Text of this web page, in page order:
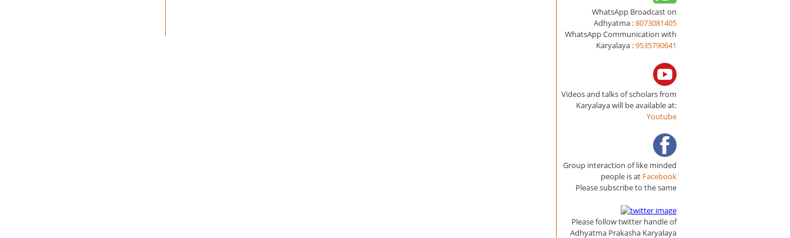
WhatsApp Broadcast on
Adhyatma :8073081405
WhatsApp Communication with
Karyalaya :9535790641
Videos and talks of scholars from
Karyalaya will be available at:
Youtube
Group interaction of like minded
people is at Facebook
Please subscribe to the same
Please follow twitter handle of
Adhyatma Prakasha Karyalaya